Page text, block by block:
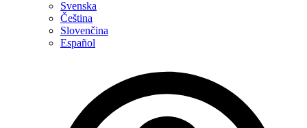
Svenska
Čeština
Slovenčina
Español